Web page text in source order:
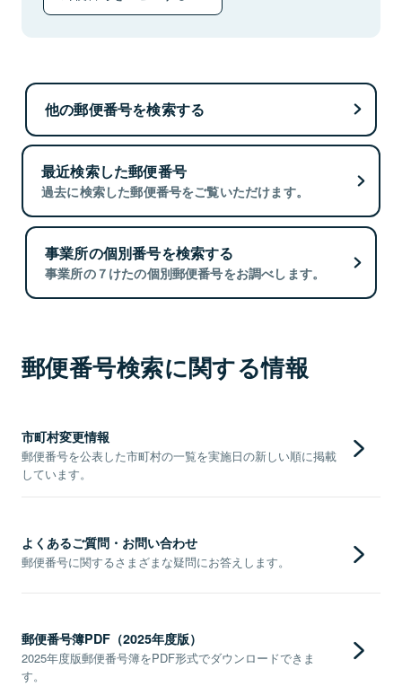
他の郵便番号を検索する
最近検索した郵便番号
過去に検索した郵便番号をご覧いただけます。
事業所の個別番号を検索する
事業所の７けたの個別郵便番号をお調べします。
郵便番号検索に関する情報
市町村変更情報
郵便番号を公表した市町村の一覧を実施日の新しい順に掲載
しています。
よくあるご質問・お問い合わせ
郵便番号に関するさまざまな疑問にお答えします。
郵便番号簿PDF（2025年度版）
2025年度版郵便番号簿をPDF形式でダウンロードできま
す。